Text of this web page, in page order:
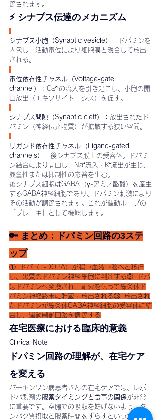
節されます。
⚡ シナプス伝達のメカニズム
シナプス小胞（Synaptic vesicle）
：ドパミンを
内包し、活動電位により細胞膜と融合して放出
される。
電位依存性チャネル（Voltage-gate
channel）
：Ca²⁺の流入を引き起こし、小胞の開
口放出（エキソサイトーシス）を促す。
シナプス間隙（Synaptic cleft）
：放出されたド
パミン（神経伝達物質）が拡散する狭い空間。
リガンド依存性チャネル（Ligand-gated
channels）
：後シナプス膜上の受容体。ドパミ
ン結合により開口し、Na⁺流入・K⁺流出が生じ、
興奮性または抑制性の応答を生む。
後シナプス細胞はGABA（γ-アミノ酪酸）を産生
するGABA神経細胞であり、ドパミン刺激により
その活動が調節されます。これが運動ループの
「ブレーキ」として機能します。
🔑 まとめ：ドパミン回路の3ステ
ップ
①  ドパ（L-DOPA）が腸→血液→脳へと移行
し、黒質のドパミン神経細胞に到達する②  ドパ
はドパミンへ変換され、軸索を伝って線条体ド
パミン神経終末に貯蔵・放出される③  放出され
たドパミンが線条体GABA神経細胞の受容体に結
合し、運動制御回路を調節する
在宅医療における臨床的意義
Clinical Note
ドパミン回路の理解が、在宅ケア
を変える
パーキンソン病患者さんの在宅ケアでは、レボ
ドパ製剤の服薬タイミングと食事の関係が非常
に重要です。空腸での吸収を妨げないよう、タ
ンパク質摂取と服薬時間をずらすといった指導